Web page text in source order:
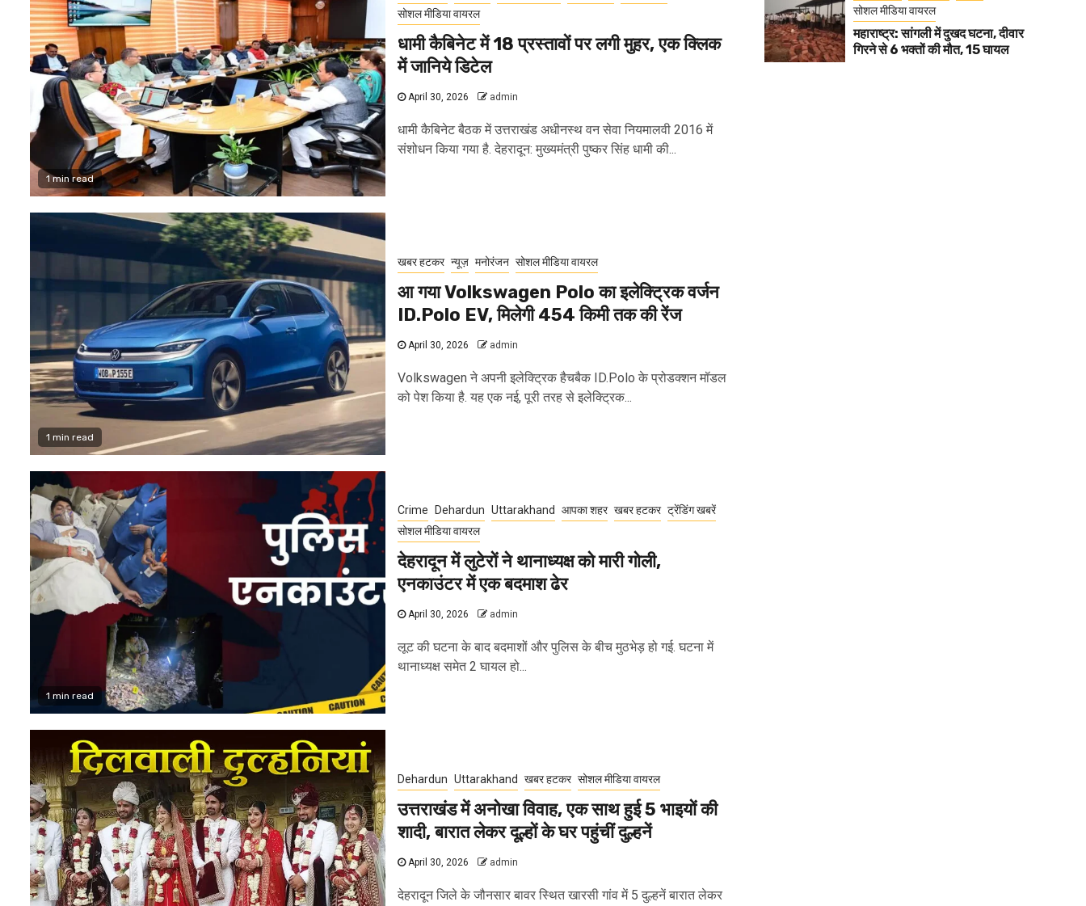
1 min read
सोशल मीडिया वायरल
धामी कैबिनेट में 18 प्रस्तावों पर लगी मुहर, एक क्लिक
में जानिये डिटेल
April 30, 2026 admin
धामी कैबिनेट बैठक में उत्तराखंड अधीनस्थ वन सेवा नियमालवी 2016 में
संशोधन किया गया है. देहरादून: मुख्यमंत्री पुष्कर सिंह धामी की...
1 min read
खबर हटकर न्यूज़ मनोरंजन सोशल मीडिया वायरल
आ गया Volkswagen Polo का इलेक्ट्रिक वर्जन
ID.Polo EV, मिलेगी 454 किमी तक की रेंज
April 30, 2026 admin
Volkswagen ने अपनी इलेक्ट्रिक हैचबैक ID.Polo के प्रोडक्शन मॉडल
को पेश किया है. यह एक नई, पूरी तरह से इलेक्ट्रिक...
1 min read
Crime Dehardun Uttarakhand आपका शहर खबर हटकर ट्रेंडिंग खबरें
सोशल मीडिया वायरल
देहरादून में लुटेरों ने थानाध्यक्ष को मारी गोली,
एनकाउंटर में एक बदमाश ढेर
April 30, 2026 admin
लूट की घटना के बाद बदमाशों और पुलिस के बीच मुठभेड़ हो गई. घटना में
थानाध्यक्ष समेत 2 घायल हो...
Dehardun Uttarakhand खबर हटकर सोशल मीडिया वायरल
उत्तराखंड में अनोखा विवाह, एक साथ हुई 5 भाइयों की
शादी, बारात लेकर दूल्हों के घर पहुंचीं दुल्हनें
April 30, 2026 admin
देहरादून जिले के जौनसार बावर स्थित खारसी गांव में 5 दुल्हनें बारात लेकर
सोशल मीडिया वायरल
महाराष्ट्र: सांगली में दुखद घटना, दीवार
गिरने से 6 भक्तों की मौत, 15 घायल